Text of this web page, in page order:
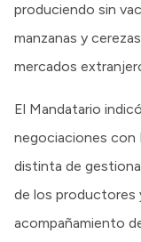
produciendo sin
manzanas y
mercados
El Mandatario
negociaciones con
distinta de
de los productores
acompañamiento